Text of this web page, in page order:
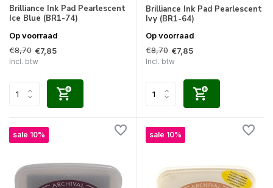
Brilliance Ink Pad Pearlescent
Ice Blue (BR1-74)
Op voorraad
€8,70 €7,85
Incl. btw
Brilliance Ink Pad Pearlescent
Ivy (BR1-64)
Op voorraad
€8,70 €7,85
Incl. btw
sale 10% sale 10%